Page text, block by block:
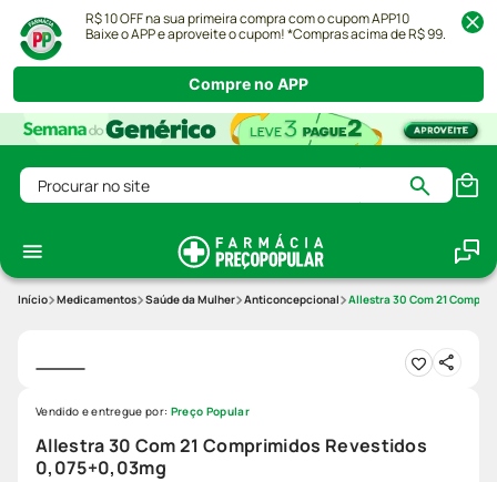
R$ 10 OFF na sua primeira compra com o cupom APP10
Baixe o APP e aproveite o cupom! *Compras acima de R$ 99.
Compre no APP
Procurar no site
Medicamentos Saúde da Mulher Anticoncepcional Allestra 30 Com 21
Allestra 30 Com 21 Comprimidos Revestidos
0,075+0,03mg
Vendido e entregue por: Preço Popular